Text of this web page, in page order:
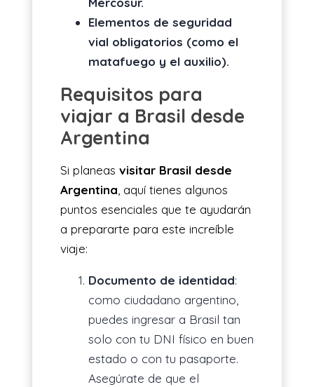
Elementos de seguridad
vial obligatorios (como el
matafuego y el auxilio).
Requisitos para
viajar a Brasil desde
Argentina
Si planeas visitar Brasil desde
Argentina , aquí tienes algunos
puntos esenciales que te ayudarán
a prepararte para este increíble
viaje:
Documento de identidad:
como ciudadano argentino,
puedes ingresar a Brasil tan
solo con tu DNI físico en buen
estado o con tu pasaporte.
Asegúrate de que el